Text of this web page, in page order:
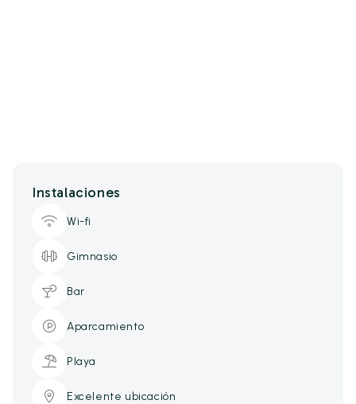
Instalaciones
Wi-fi
Gimnasio
Bar
Aparcamiento
Playa
Excelente ubicación